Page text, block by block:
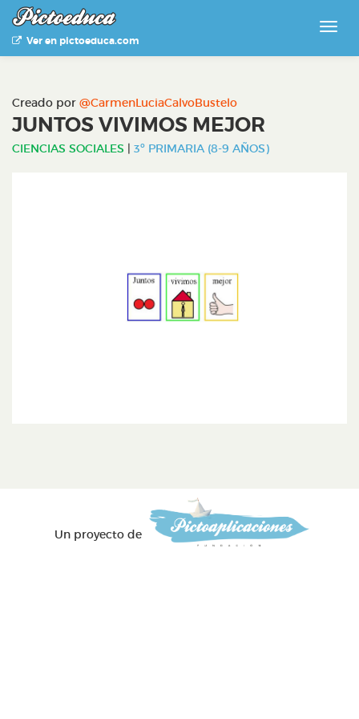
Ver en pictoeduca.com
Creado por @CarmenLuciaCalvoBustelo
JUNTOS VIVIMOS MEJOR
CIENCIAS SOCIALES | 3º PRIMARIA (8-9 AÑOS)
Un proyecto de